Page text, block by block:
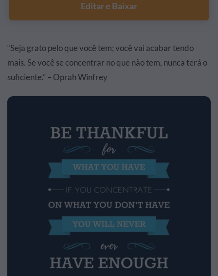
Editar e Baixar
“Seja grato pelo que você tem; você vai acabar tendo
mais. Se você se concentrar no que não tem, nunca terá o
suficiente.” – Oprah Winfrey